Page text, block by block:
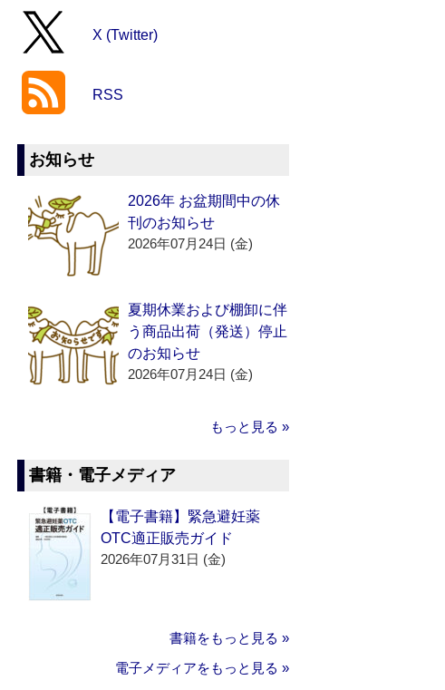
X (Twitter)
RSS
お知らせ
2026年 お盆期間中の休
刊のお知らせ
2026年07月24日 (金)
夏期休業および棚卸に伴
う商品出荷（発送）停止
のお知らせ
2026年07月24日 (金)
もっと見る »
書籍・電子メディア
【電子書籍】緊急避妊薬
OTC適正販売ガイド
2026年07月31日 (金)
書籍をもっと見る »
電子メディアをもっと見る »